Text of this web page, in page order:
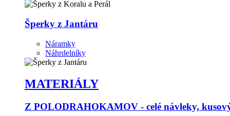
Šperky z Jantáru
Náramky
Náhrdelníky
MATERIÁLY
Z POLODRAHOKAMOV - celé návleky,